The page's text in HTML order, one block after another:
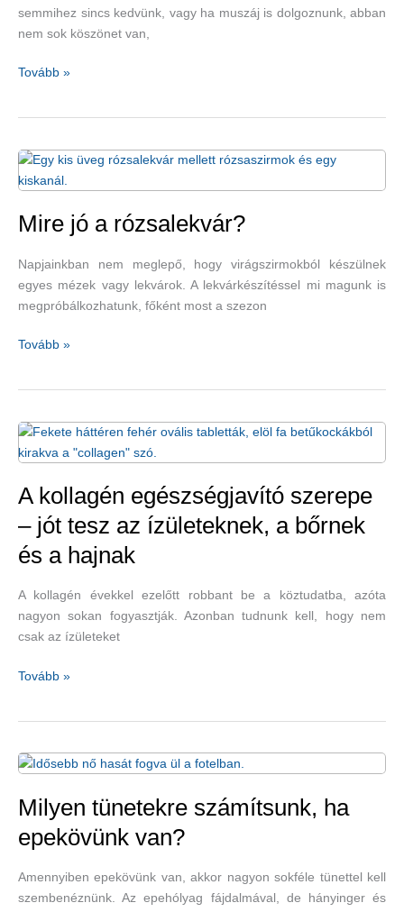
semmihez sincs kedvünk, vagy ha muszáj is dolgoznunk, abban
nem sok köszönet van,
Aktivitást
és
italok
Tovább »
Mire jó a rózsalekvár?
Napjainkban nem meglepő, hogy virágszirmokból készülnek
egyes mézek vagy lekvárok. A lekvárkészítéssel mi magunk is
megpróbálkozhatunk, főként most a szezon
Mire
Tovább »
A kollagén egészségjavító szerepe
– jót tesz az ízületeknek, a bőrnek
és a hajnak
A kollagén évekkel ezelőtt robbant be a köztudatba, azóta
nagyon sokan fogyasztják. Azonban tudnunk kell, hogy nem
csak az ízületeket
A
–
tesz
ízületeknek,
bőrnek
és
Tovább »
Milyen tünetekre számítsunk, ha
epekövünk van?
Amennyiben epekövünk van, akkor nagyon sokféle tünettel kell
szembenéznünk. Az epehólyag fájdalmával, de hányinger és